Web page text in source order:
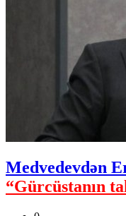
Medvedevdən
“Gürcüstanın